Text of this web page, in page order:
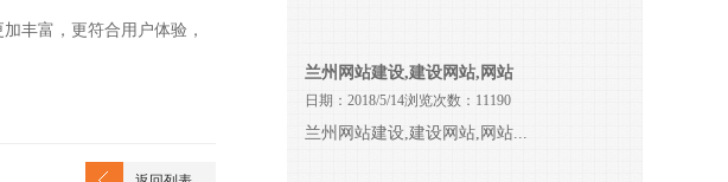
丰富，更符合用户体验，
兰州网站建设,建设网站,网站
日期：2018/5/14浏览次数：11190
兰州网站建设,建设网站,网站...